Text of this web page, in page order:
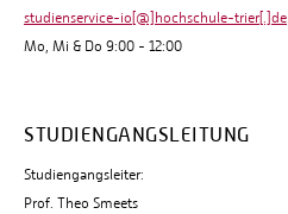
studienservice-io[@]hochschule-trier[.]de
Mo, Mi & Do 9:00 - 12:00
STUDIENGANGSLEITUNG
Studiengangsleiter:
Prof. Theo Smeets